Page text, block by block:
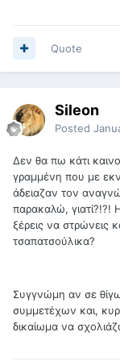
Quote
Sileon
Posted
Δεν θα πω κάτι
γραμμένη που με
άδειαζαν τον
παρακαλώ, γιατί?!?!
ξέρεις να στρώνεις
τσαπατσούλικα?
Συγγνώμη αν σε
συμμετέχων και,
δικαίωμα να